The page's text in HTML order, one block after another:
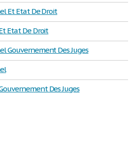
Et Etat De Droit
Etat De Droit
Gouvernement Des Juges
Des Juges